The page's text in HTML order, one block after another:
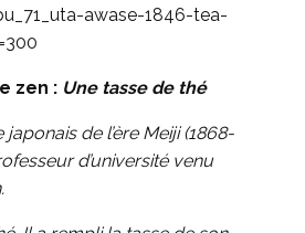
awase-1846-tea-
zen : Une tasse de thé
de l’ère Meiji (1868-
d’université venu